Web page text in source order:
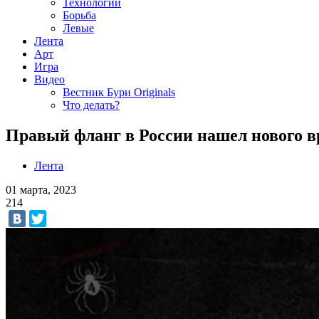
Технологии
Борьба
Левые
Лента
Арт
Игра
Видео
Вестник Бури Originals
Что делать?
Правый фланг в России нашел нового
Лента
01 марта, 2023
214